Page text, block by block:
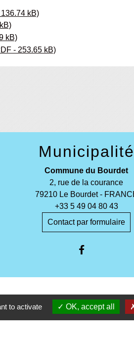
kB)
kB)
- 253.65 kB)
Municipalité
Commune du Bourdet
2, rue de la courance
79210 Le Bourdet -
+33 5 49 04 80 43
Contact par formulaire
de confidentialité Accessibilité
to activate OK, accept all